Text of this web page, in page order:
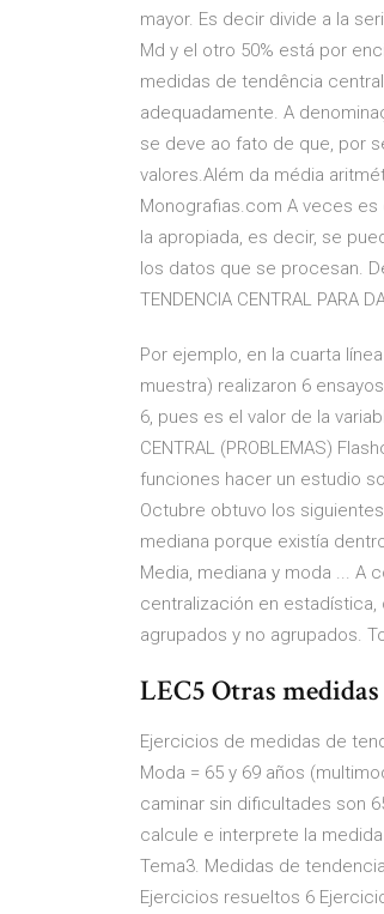
mayor. Es decir divide a la
Md y el otro 50% está por
medidas de tendência
adequadamente. A
se deve ao fato de que, por
valores.Além da média
Monografias.com A veces
la apropiada, es decir, se
los datos que se procesan.
TENDENCIA CENTRAL PARA
Por ejemplo, en la cuarta
muestra) realizaron 6
6, pues es el valor de la
CENTRAL (PROBLEMAS)
funciones hacer un estudio
Octubre obtuvo los
mediana porque existía
Media, mediana y moda ... A
centralización en estadística,
agrupados y no agrupados.
LEC5 Otras
Ejercicios de medidas de
Moda = 65 y 69 años
caminar sin dificultades son
calcule e interprete la
Tema3. Medidas de
Ejercicios resueltos 6